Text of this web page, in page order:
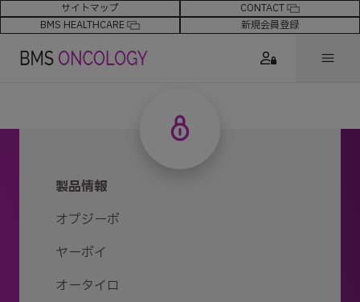
サイトマップ
CONTACT
BMS HEALTHCARE
新規会員登録
製品情報
オプジーボ
ヤーボイ
オータイロ